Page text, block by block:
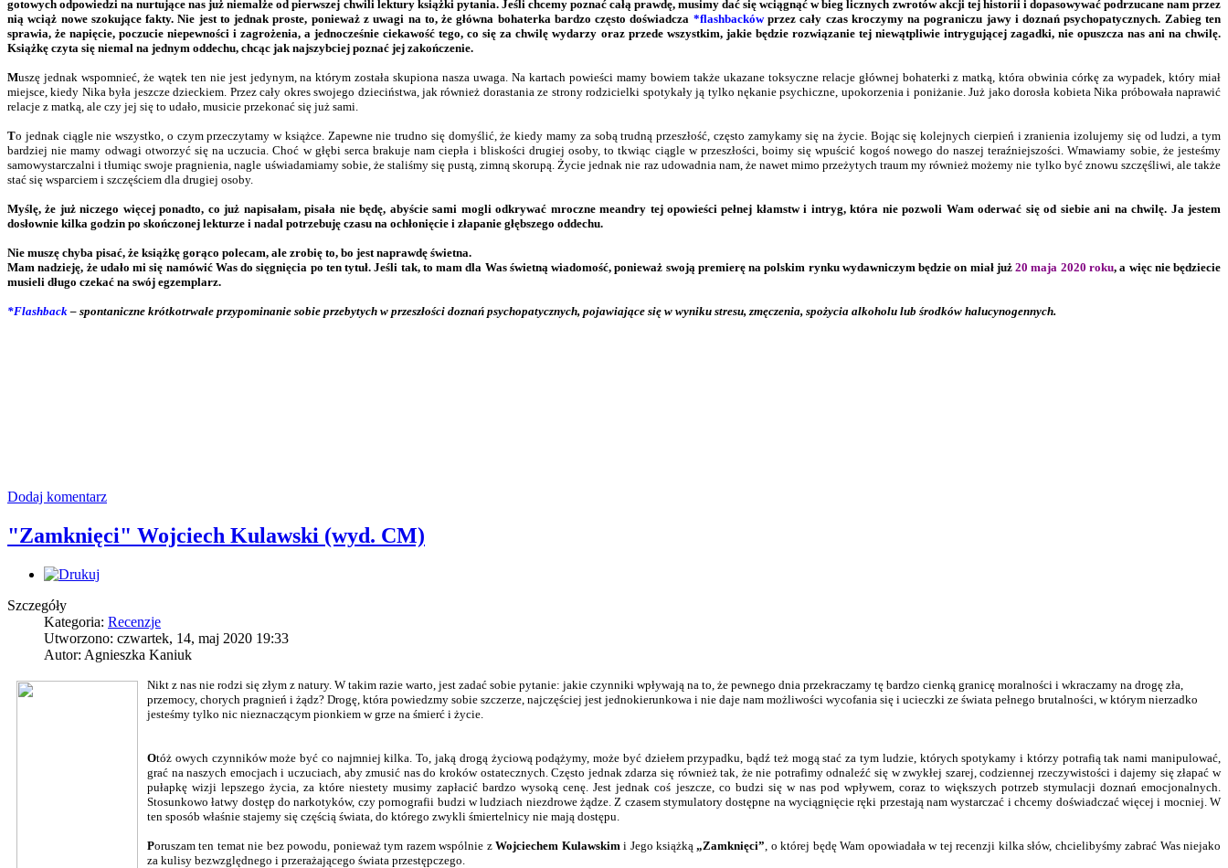
gotowych odpowiedzi na nurtujące nas już niemalże od pierwszej chwili lektury książki pytania. Jeśli chcemy poznać całą prawdę, musimy dać się wciągnąć w bieg licznych zwrotów akcji tej historii i dopasowywać podrzucane nam przez
nią wciąż nowe szokujące fakty. Nie jest to jednak proste, ponieważ z uwagi na to, że główna bohaterka bardzo często doświadcza *flashbackówprzez cały czas kroczymy na pograniczu jawy i doznań psychopatycznych. Zabieg ten
sprawia, że napięcie, poczucie niepewności i zagrożenia, a jednocześnie ciekawość tego, co się za chwilę wydarzy oraz przede wszystkim, jakie będzie rozwiązanie tej niewątpliwie intrygującej zagadki, nie opuszcza nas ani na chwilę.
Książkę czyta się niemal na jednym oddechu, chcąc jak najszybciej poznać jej zakończenie.
Muszę jednak wspomnieć, że wątek ten nie jest jedynym, na którym została skupiona nasza uwaga. Na kartach powieści mamy bowiem także ukazane toksyczne relacje głównej bohaterki z matką, która obwinia córkę za wypadek, który miał
miejsce, kiedy Nika była jeszcze dzieckiem. Przez cały okres swojego dzieciństwa, jak również dorastania ze strony rodzicielki spotykały ją tylko nękanie psychiczne, upokorzenia i poniżanie. Już jako dorosła kobieta Nika próbowała naprawić
relacje z matką, ale czy jej się to udało, musicie przekonać się już sami.
To jednak ciągle nie wszystko, o czym przeczytamy w książce. Zapewne nie trudno się domyślić, że kiedy mamy za sobą trudną przeszłość, często zamykamy się na życie. Bojąc się kolejnych cierpień i zranienia izolujemy się od ludzi, a tym
bardziej nie mamy odwagi otworzyć się na uczucia. Choć w głębi serca brakuje nam ciepła i bliskości drugiej osoby, to tkwiąc ciągle w przeszłości, boimy się wpuścić kogoś nowego do naszej teraźniejszości. Wmawiamy sobie, że jesteśmy
samowystarczalni i tłumiąc swoje pragnienia, nagle uświadamiamy sobie, że staliśmy się pustą, zimną skorupą. Życie jednak nie raz udowadnia nam, że nawet mimo przeżytych traum my również możemy nie tylko być znowu szczęśliwi, ale także
stać się wsparciem i szczęściem dla drugiej osoby.
Myślę, że już niczego więcej ponadto, co już napisałam, pisała nie będę, abyście sami mogli odkrywać mroczne meandry tej opowieści pełnej kłamstw i intryg, która nie pozwoli Wam oderwać się od siebie ani na chwilę. Ja jestem
dosłownie kilka godzin po skończonej lekturze i nadal potrzebuję czasu na ochłonięcie i złapanie głębszego oddechu.
Nie muszę chyba pisać, że książkę gorąco polecam, ale zrobię to, bo jest naprawdę świetna.
Mam nadzieję, że udało mi się namówić Was do sięgnięcia po ten tytuł. Jeśli tak, to mam dla Was świetną wiadomość, ponieważ swoją premierę na polskim rynku wydawniczym będzie on miał już20 maja 2020 roku, a więc nie będziecie
musieli długo czekać na swój egzemplarz.
*Flashback– spontaniczne krótkotrwałe przypominanie sobie przebytych w przeszłości doznań psychopatycznych, pojawiające się w wyniku stresu, zmęczenia, spożycia alkoholu lub środków halucynogennych.
Dodaj komentarz
"Zamknięci" Wojciech Kulawski (wyd. CM)
Szczegóły
Kategoria: Recenzje
Utworzono: czwartek, 14, maj 2020 19:33
Autor: Agnieszka Kaniuk
Nikt z nas nie rodzi się złym z natury. W takim razie warto, jest zadać sobie pytanie: jakie czynniki wpływają na to, że pewnego dnia przekraczamy tę bardzo cienką granicę moralności i wkraczamy na drogę zła,
przemocy, chorych pragnień i żądz? Drogę, która powiedzmy sobie szczerze, najczęściej jest jednokierunkowa i nie daje nam możliwości wycofania się i ucieczki ze świata pełnego brutalności, w którym nierzadko
jesteśmy tylko nic nieznaczącym pionkiem w grze na śmierć i życie.
Otóż owych czynników może być co najmniej kilka. To, jaką drogą życiową podążymy, może być dziełem przypadku, bądź też mogą stać za tym ludzie, których spotykamy i którzy potrafią tak nami manipulować,
grać na naszych emocjach i uczuciach, aby zmusić nas do kroków ostatecznych. Często jednak zdarza się również tak, że nie potrafimy odnaleźć się w zwykłej szarej, codziennej rzeczywistości i dajemy się złapać w
pułapkę wizji lepszego życia, za które niestety musimy zapłacić bardzo wysoką cenę. Jest jednak coś jeszcze, co budzi się w nas pod wpływem, coraz to większych potrzeb stymulacji doznań emocjonalnych.
Stosunkowo łatwy dostęp do narkotyków, czy pornografii budzi w ludziach niezdrowe żądze. Z czasem stymulatory dostępne na wyciągnięcie ręki przestają nam wystarczać i chcemy doświadczać więcej i mocniej. W
ten sposób właśnie stajemy się częścią świata, do którego zwykli śmiertelnicy nie mają dostępu.
Poruszam ten temat nie bez powodu, ponieważ tym razem wspólnie zWojciechem Kulawskim i Jego książką„Zamknięci” , o której będę Wam opowiadała w tej recenzji kilka słów, chcielibyśmy zabrać Was niejako
za kulisy bezwzględnego i przerażającego świata przestępczego.